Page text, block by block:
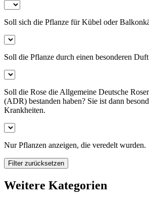
Soll sich die Pflanze für Kübel oder
Soll die Pflanze durch einen besonderen
Soll die Rose die Allgemeine Deutsche
(ADR) bestanden haben? Sie ist dann
Krankheiten.
Nur Pflanzen anzeigen, die veredelt wurden.
Filter zurücksetzen
Weitere Kategorien